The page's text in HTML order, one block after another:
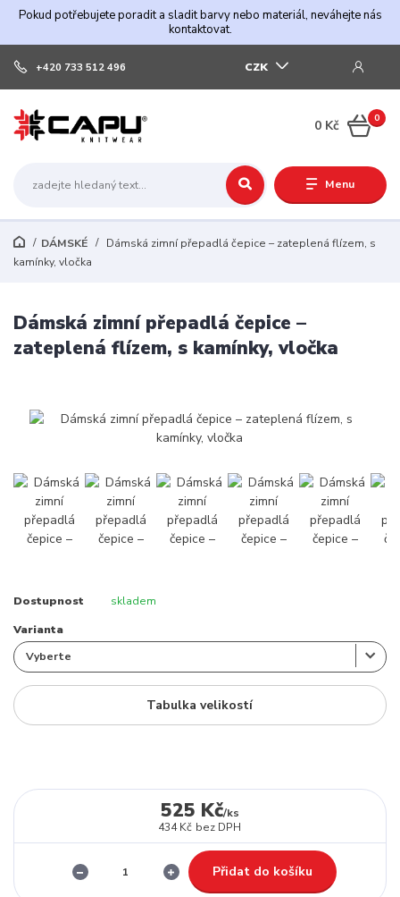
Pokud potřebujete poradit a sladit barvy nebo materiál, neváhejte nás
kontaktovat.
Menu
CZK
+420 733 512 496
0
0 Kč
DÁMSKÉ
Dámská zimní přepadlá čepice – zateplená flízem, s
kamínky, vločka
Dámská zimní přepadlá čepice –
zateplená flízem, s kamínky, vločka
Dostupnost skladem
Varianta
Tabulka velikostí
525 Kč/ks
434 Kč bez DPH
Přidat do košíku